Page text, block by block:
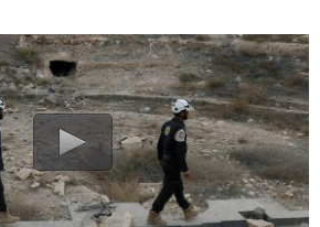
Instagram como: hispan_tv